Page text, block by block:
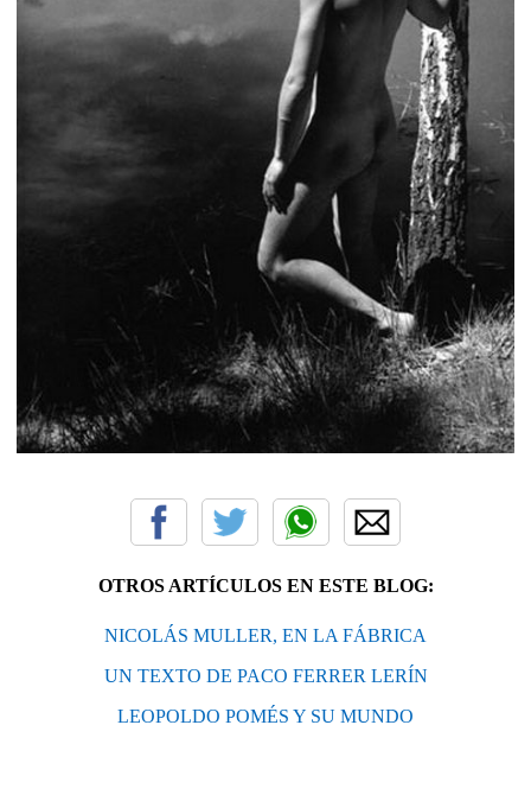
OTROS ARTÍCULOS EN ESTE BLOG:
NICOLÁS MULLER, EN LA FÁBRICA
UN TEXTO DE PACO FERRER LERÍN
LEOPOLDO POMÉS Y SU MUNDO